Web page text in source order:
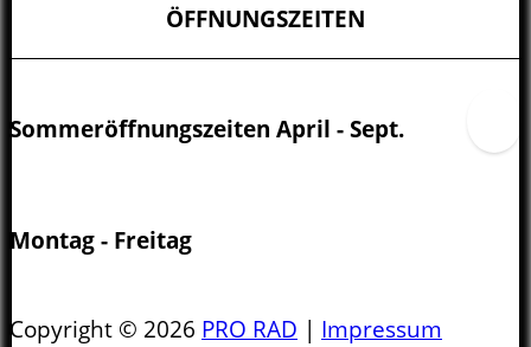
ÖFFNUNGSZEITEN
Sommeröffnungszeiten April - Sept.
Montag - Freitag
Copyright © 2026 PRO RAD | Impressum